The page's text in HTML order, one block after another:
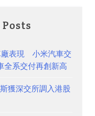
廠表現 小米汽車交
系交付再創新高
獲深交所調入港股